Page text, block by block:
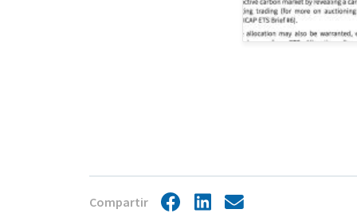
Compartir FacebookLinkedIn
Share